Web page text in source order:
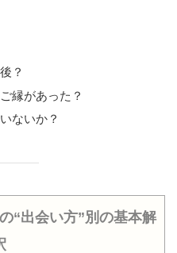
？
縁があった？
ないか？
“出会い方”別の基本解